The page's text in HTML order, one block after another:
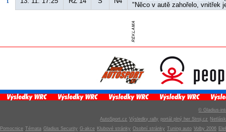
"Něco v autě zahořelo, vnitřek
© Gladius-
AutoSport.cz Výsledky rally portál plný her Stroj.cz
Pomocnice Témata Gladius Security G-akce Klubové stránky Osobní stránky Tuning auto Volby 2006